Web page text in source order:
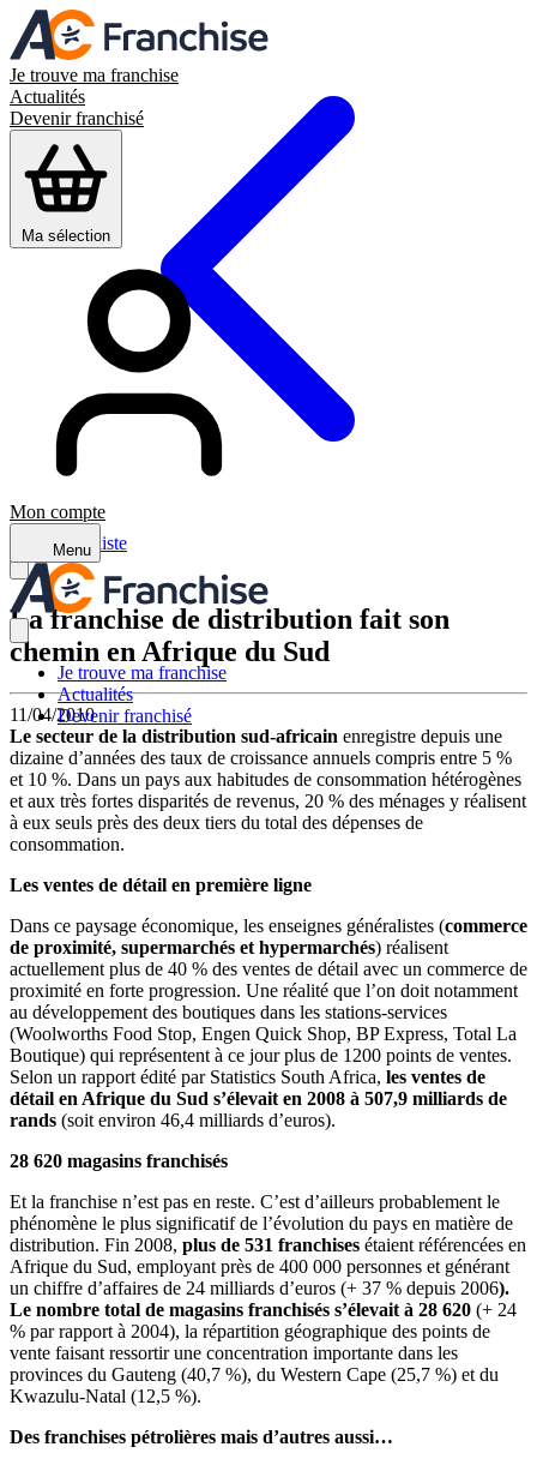
Je trouve ma franchise
Actualités
Devenir franchisé
Ma sélection
Mon compte
Menu
Je trouve ma franchise
Actualités
Devenir franchisé
Retour à la liste
La franchise de distribution fait son
chemin en Afrique du Sud
11/04/2010
Le secteur de la distribution sud-africain enregistre depuis une
dizaine d’années des taux de croissance annuels compris entre 5 %
et 10 %. Dans un pays aux habitudes de consommation hétérogènes
et aux très fortes disparités de revenus, 20 % des ménages y réalisent
à eux seuls près des deux tiers du total des dépenses de
consommation.
Les ventes de détail en première ligne
Dans ce paysage économique, les enseignes généralistes (commerce
de proximité, supermarchés et hypermarchés) réalisent
actuellement plus de 40 % des ventes de détail avec un commerce de
proximité en forte progression. Une réalité que l’on doit notamment
au développement des boutiques dans les stations-services
(Woolworths Food Stop, Engen Quick Shop, BP Express, Total La
Boutique) qui représentent à ce jour plus de 1200 points de ventes.
Selon un rapport édité par Statistics South Africa, les ventes de
détail en Afrique du Sud s’élevait en 2008 à 507,9 milliards de
rands (soit environ 46,4 milliards d’euros).
28 620 magasins franchisés
Et la franchise n’est pas en reste. C’est d’ailleurs probablement le
phénomène le plus significatif de l’évolution du pays en matière de
distribution. Fin 2008, plus de 531 franchises étaient référencées en
Afrique du Sud, employant près de 400 000 personnes et générant
un chiffre d’affaires de 24 milliards d’euros (+ 37 % depuis 2006).
Le nombre total de magasins franchisés s’élevait à 28 620 (+ 24
% par rapport à 2004), la répartition géographique des points de
vente faisant ressortir une concentration importante dans les
provinces du Gauteng (40,7 %), du Western Cape (25,7 %) et du
Kwazulu-Natal (12,5 %).
Des franchises pétrolières mais d’autres aussi…